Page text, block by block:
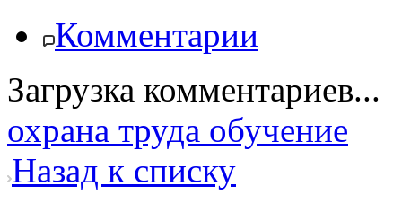
Комментарии
Загрузка комментариев...
охрана труда обучение
Назад к списку